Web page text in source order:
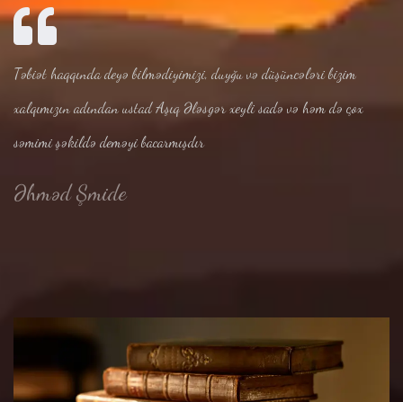
Təbiət haqqında deyə bilmədiyimizi, duyğu və düşüncələri bizim
xalqımızın adından ustad Aşıq Ələsgər xeyli sadə və həm də çox
səmimi şəkildə deməyi bacarmışdır
Əhməd Şmide